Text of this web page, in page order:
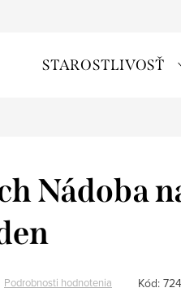
STAROSTLIVOSŤ
Nádoba
Podrobnosti hodnotenia Kód: